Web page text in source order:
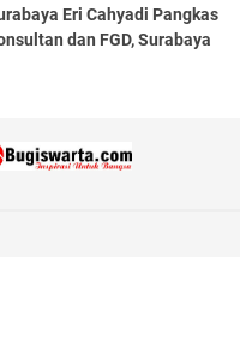
Eri Cahyadi Pangkas
dan FGD, Surabaya